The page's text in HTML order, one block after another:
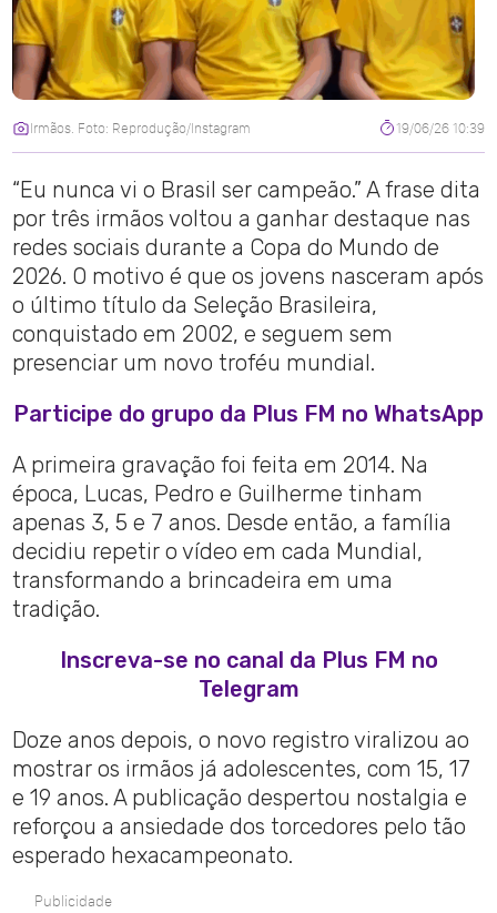
Irmãos. Foto: Reprodução/Instagram 19/06/26 10:39
“Eu nunca vi o Brasil ser campeão.” A frase dita
por três irmãos voltou a ganhar destaque nas
redes sociais durante a Copa do Mundo de
2026. O motivo é que os jovens nasceram após
o último título da Seleção Brasileira,
conquistado em 2002, e seguem sem
presenciar um novo troféu mundial.
Participe do grupo da Plus FM no WhatsApp
A primeira gravação foi feita em 2014. Na
época, Lucas, Pedro e Guilherme tinham
apenas 3, 5 e 7 anos. Desde então, a família
decidiu repetir o vídeo em cada Mundial,
transformando a brincadeira em uma
tradição.
Inscreva-se no canal da Plus FM no
Telegram
Doze anos depois, o novo registro viralizou ao
mostrar os irmãos já adolescentes, com 15, 17
e 19 anos. A publicação despertou nostalgia e
reforçou a ansiedade dos torcedores pelo tão
esperado hexacampeonato.
Publicidade